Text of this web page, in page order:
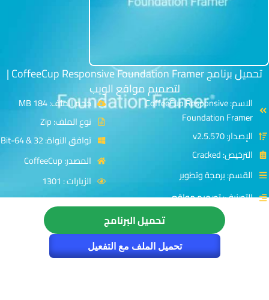
تحميل برنامج CoffeeCup Responsive Foundation Framer |
لتصميم مواقع الويب
الاسم: CoffeeCup Responsive
Foundation Framer
الإصدار: v2.5.570
الترخيص: Cracked
القسم: برمجة وتطوير
التصنيف: تصميم مواقع
حجم الملف: 184 MB
نوع الملف: Zip
توافق النواة: 32 & 64-Bit
المصدر: CoffeeCup
الزيارات : 1301
تحميل البرنامج
تحميل الملف مع التفعيل